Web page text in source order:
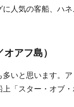
人気の客船、ハ
アフ島）
いと思います。ア
「スター・オブ